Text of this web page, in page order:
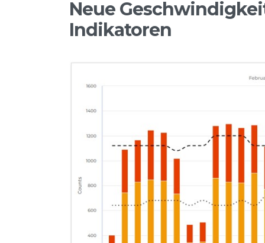
Neue
Indikatoren